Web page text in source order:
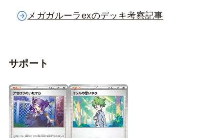
メガガルーラexのデッキ考察記事
サポート